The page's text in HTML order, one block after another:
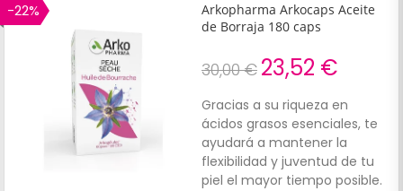
-22%
Arkopharma Arkocaps Aceite
de Borraja 180 caps
30,00 € 23,52 €
Gracias a su riqueza en
ácidos grasos esenciales, te
ayudará a mantener la
flexibilidad y juventud de tu
piel el mayor tiempo posible.